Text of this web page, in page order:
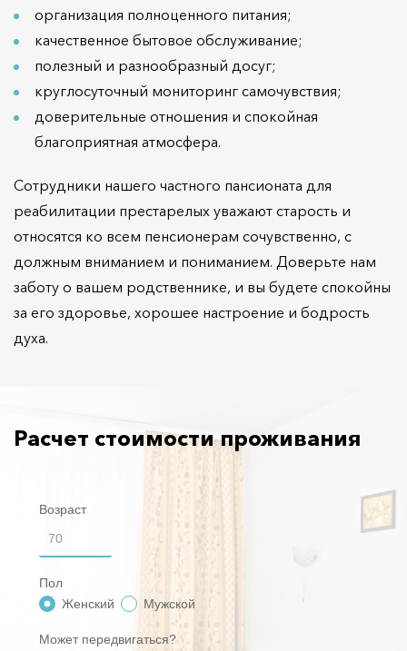
организация полноценного питания;
качественное бытовое обслуживание;
полезный и разнообразный досуг;
круглосуточный мониторинг самочувствия;
доверительные отношения и спокойная
благоприятная атмосфера.
Сотрудники нашего частного пансионата для
реабилитации престарелых уважают старость и
относятся ко всем пенсионерам сочувственно, с
должным вниманием и пониманием. Доверьте нам
заботу о вашем родственнике, и вы будете спокойны
за его здоровье, хорошее настроение и бодрость
духа.
Расчет стоимости проживания